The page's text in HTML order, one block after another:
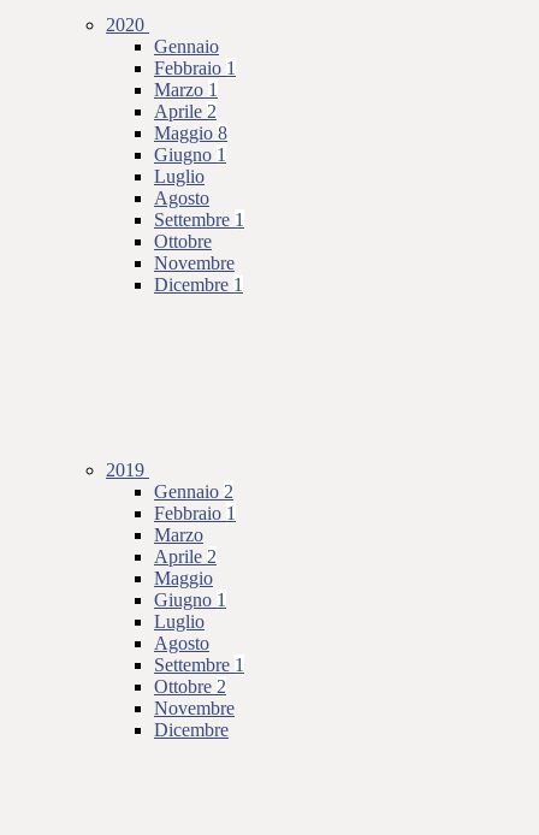
2020
Gennaio
Febbraio 1
Marzo 1
Aprile 2
Maggio 8
Giugno 1
Luglio
Agosto
Settembre 1
Ottobre
Novembre
Dicembre 1
2019
Gennaio 2
Febbraio 1
Marzo
Aprile 2
Maggio
Giugno 1
Luglio
Agosto
Settembre 1
Ottobre 2
Novembre
Dicembre